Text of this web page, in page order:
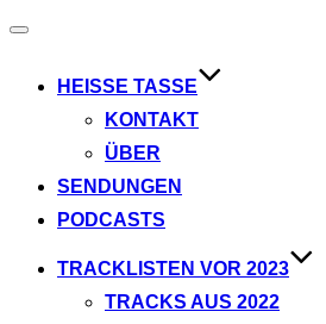
Navigation
HEISSE TASSE
KONTAKT
ÜBER
SENDUNGEN
PODCASTS
TRACKLISTEN VOR 2023
TRACKS AUS 2022